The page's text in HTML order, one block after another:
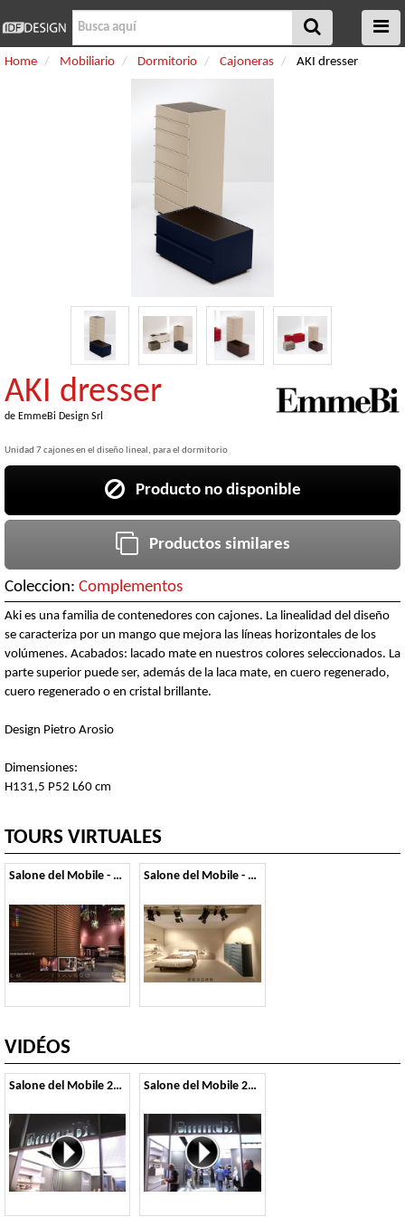
Home Mobiliario Dormitorio Cajoneras AKI dresser
AKI dresser
de EmmeBi Design Srl
Unidad 7 cajones en el diseño lineal, para el dormitorio
Producto no disponible
Productos similares
Coleccion: Complementos
Aki es una familia de contenedores con cajones. La linealidad del diseño
se caracteriza por un mango que mejora las líneas horizontales de los
volúmenes. Acabados: lacado mate en nuestros colores seleccionados. La
parte superior puede ser, además de la laca mate, en cuero regenerado,
cuero regenerado o en cristal brillante.
Design Pietro Arosio
Dimensiones:
H131,5 P52 L60 cm
TOURS VIRTUALES
Salone del Mobile - 2014 Salone del Mobile - 2012
VIDÉOS
Salone del Mobile 2017 Salone del Mobile 2016